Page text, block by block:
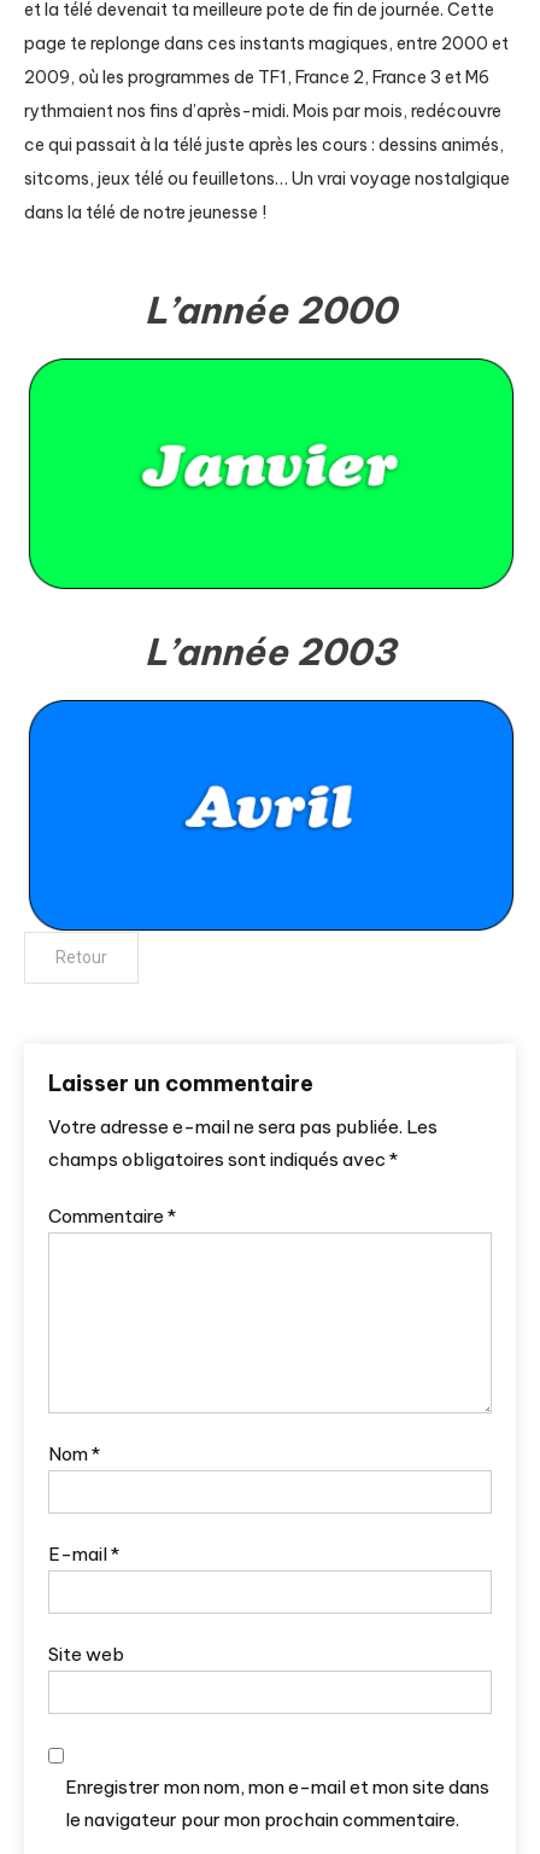
et la télé devenait ta meilleure pote de fin de journée. Cette
page te replonge dans ces instants magiques, entre 2000 et
2009, où les programmes de TF1, France 2, France 3 et M6
rythmaient nos fins d’après-midi. Mois par mois, redécouvre
ce qui passait à la télé juste après les cours : dessins animés,
sitcoms, jeux télé ou feuilletons… Un vrai voyage nostalgique
dans la télé de notre jeunesse !
L’année 2000
L’année 2003
Laisser un commentaire
Votre adresse e-mail ne sera pas publiée. Les
champs obligatoires sont indiqués avec *
Commentaire *
Nom*
E-mail*
Site web
Enregistrer mon nom, mon e-mail et mon site dans
le navigateur pour mon prochain commentaire.